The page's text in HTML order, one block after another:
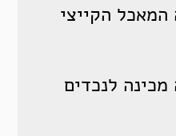
המאכל הקייצי
לנכדים